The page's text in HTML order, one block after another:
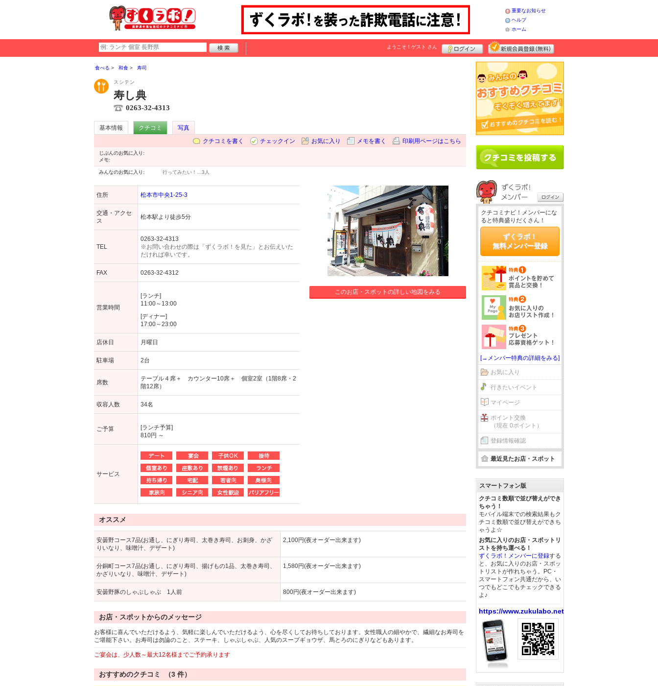
重要なお知らせ
ヘルプ
ホーム
ようこそ！ ゲスト さん
食べる 和食 寿司
スシテン
寿し典
0263-32-4313
基本情報 クチコミ
写真
クチコミを書く
チェックイン お気に入り メモを書く 印刷用ページはこちら
じぶんのお気に入り:
メモ:
みんなのお気に入り: 行ってみたい！… 3人
住所 松本市中央1-25-3
交通・アクセ
ス
松本駅より徒歩5分
TEL
0263-32-4313
※お問い合わせの際は「ずくラボ！を見た」とお伝えいた
だければ幸いです。
FAX 0263-32-4312
営業時間
[ランチ]
11:00～13:00
[ディナー]
17:00～23:00
店休日 月曜日
駐車場 2台
席数
テーブル４席＋ カウンター10席＋ 個室2室（1階8席・2
階12席）
収容人数 34名
ご予算
[ランチ予算]
810円 ～
サービス
このお店・スポットの詳しい地図をみる
オススメ
安曇野コース7品(お通し、にぎり寿司、太巻き寿司、お刺身、かざ
りいなり、味噌汁、デザート)
2,100円(夜オーダー出来ます)
分銅町コース7品(お通し、にぎり寿司、揚げもの1品、太巻き寿司、
かざりいなり、味噌汁、デザート)
1,580円(夜オーダー出来ます)
安曇野豚のしゃぶしゃぶ 1人前 800円(夜オーダー出来ます)
お店・スポットからのメッセージ
お客様に喜んでいただけるよう、気軽に楽しんでいただけるよう、心を尽くしてお待ちしております。女性職人の細やかで、繊細なお寿司を
ご堪能下さい。お寿司は勿論のこと、ステーキ、しゃぶしゃぶ、人気のスープギョウザ、馬とろのにぎりなどもあります。
ご宴会は、少人数～最大12名様までご予約承ります
おすすめのクチコミ （3 件）
クチコミナビ！メンバーにな
ると特典盛りだくさん！
ずくラボ！
無料メンバー登録
[→メンバー特典の詳細をみる]
お気に入り
行きたいイベント
マイページ
ポイント交換
（現在 0ポイント）
登録情報確認
最近見たお店・スポット
スマートフォン版
クチコミ数順で並び替えができ
ちゃう！
モバイル端末での検索結果もク
チコミ数順で並び替えができち
ゃうよ☆
お気に入りのお店・スポットリ
ストを持ち運べる！
ずくラボ！メンバーに登録する
と、お気に入りのお店・スポッ
トリストが作れちゃう。PC・
スマートフォン共通だから、い
つでもどこでもチェックできる
よ♪
https://www.zukulabo.net/